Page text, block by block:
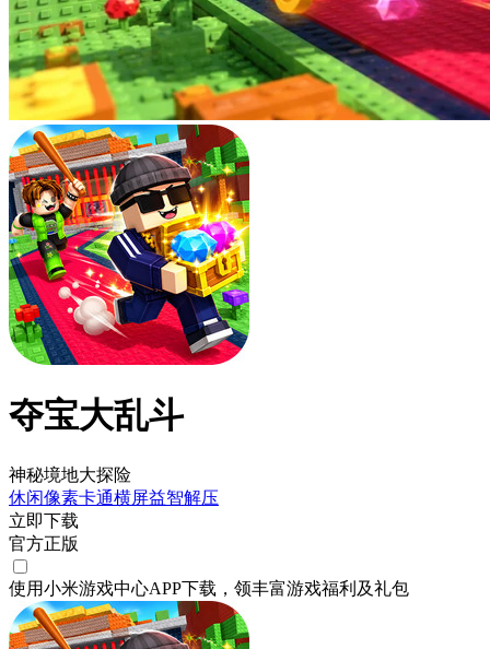
夺宝大乱斗
神秘境地大探险
休闲像素卡通横屏益智解压
立即下载
官方正版
使用小米游戏中心APP下载 ，领丰富游戏福利 及礼包